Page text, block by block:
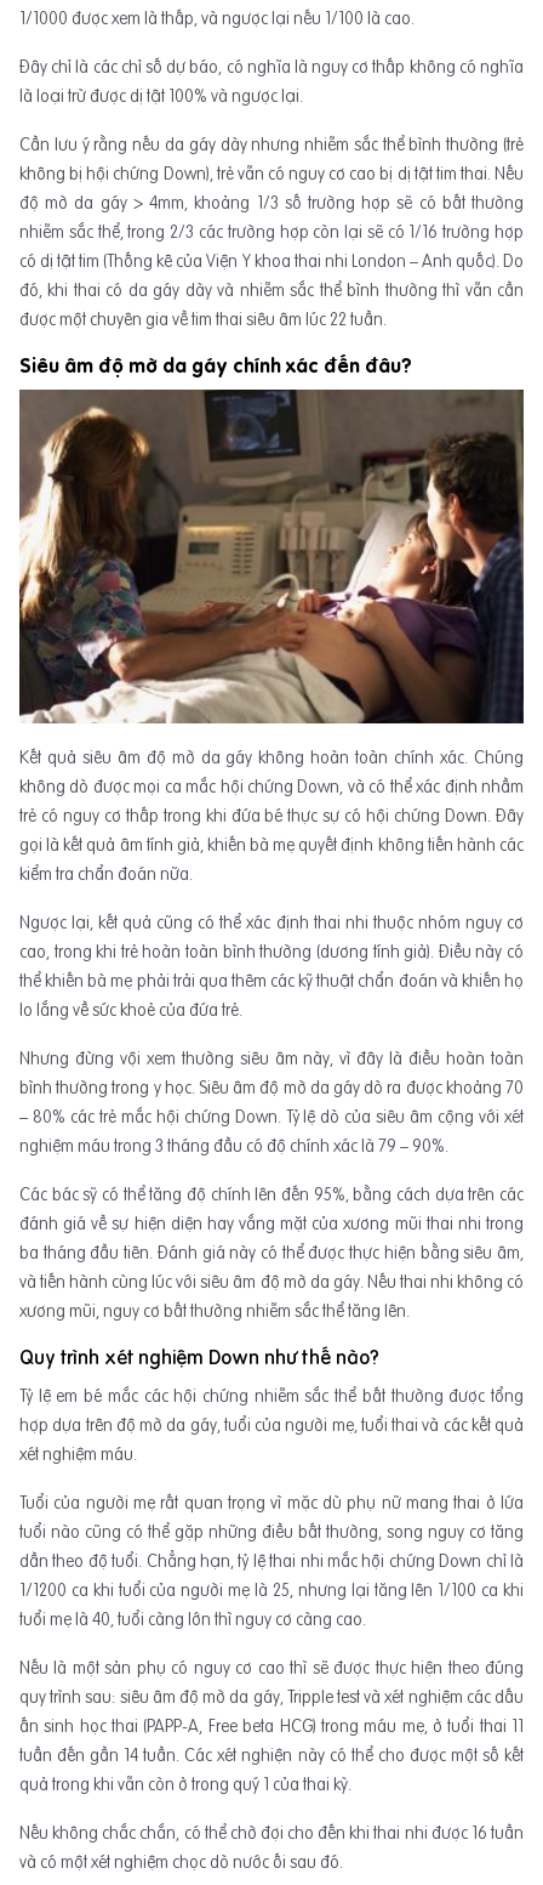
1/1000 được xem là thấp, và ngược lại nếu 1/100 là cao.
Đây chỉ là các chỉ số dự báo, có nghĩa là nguy cơ thấp không có nghĩa
là loại trừ được dị tật 100% và ngược lại.
Cần lưu ý rằng nếu da gáy dày nhưng nhiễm sắc thể bình thường (trẻ
không bị hội chứng Down), trẻ vẫn có nguy cơ cao bị dị tật tim thai. Nếu
độ mờ da gáy > 4mm, khoảng 1/3 số trường hợp sẽ có bất thường
nhiễm sắc thể, trong 2/3 các trường hợp còn lại sẽ có 1/16 trường hợp
có dị tật tim (Thống kê của Viện Y khoa thai nhi London – Anh quốc). Do
đó, khi thai có da gáy dày và nhiễm sắc thể bình thường thì vẫn cần
được một chuyên gia về tim thai siêu âm lúc 22 tuần.
Siêu âm độ mờ da gáy chính xác đến đâu?
Kết quả siêu âm độ mờ da gáy không hoàn toàn chính xác. Chúng
không dò được mọi ca mắc hội chứng Down, và có thể xác định nhầm
trẻ có nguy cơ thấp trong khi đứa bé thực sự có hội chứng Down. Đây
gọi là kết quả âm tính giả, khiến bà mẹ quyết định không tiến hành các
kiểm tra chẩn đoán nữa.
Ngược lại, kết quả cũng có thể xác định thai nhi thuộc nhóm nguy cơ
cao, trong khi trẻ hoàn toàn bình thường (dương tính giả). Điều này có
thể khiến bà mẹ phải trải qua thêm các kỹ thuật chẩn đoán và khiến họ
lo lắng về sức khoẻ của đứa trẻ.
Nhưng đừng vội xem thường siêu âm này, vì đây là điều hoàn toàn
bình thường trong y học. Siêu âm độ mờ da gáy dò ra được khoảng 70
– 80% các trẻ mắc hội chứng Down. Tỷ lệ dò của siêu âm cộng với xét
nghiệm máu trong 3 tháng đầu có độ chính xác là 79 – 90%.
Các bác sỹ có thể tăng độ chính lên đến 95%, bằng cách dựa trên các
đánh giá về sự hiện diện hay vắng mặt của xương mũi thai nhi trong
ba tháng đầu tiên. Đánh giá này có thể được thực hiện bằng siêu âm,
và tiến hành cùng lúc với siêu âm độ mờ da gáy. Nếu thai nhi không có
xương mũi, nguy cơ bất thường nhiễm sắc thể tăng lên.
Quy trình xét nghiệm Down như thế nào?
Tỷ lệ em bé mắc các hội chứng nhiễm sắc thể bất thường được tổng
hợp dựa trên độ mờ da gáy, tuổi của người mẹ, tuổi thai và các kết quả
xét nghiệm máu.
Tuổi của người mẹ rất quan trọng vì mặc dù phụ nữ mang thai ở lứa
tuổi nào cũng có thể gặp những điều bất thường, song nguy cơ tăng
dần theo độ tuổi. Chẳng hạn, tỷ lệ thai nhi mắc hội chứng Down chỉ là
1/1200 ca khi tuổi của người mẹ là 25, nhưng lại tăng lên 1/100 ca khi
tuổi mẹ là 40, tuổi càng lớn thì nguy cơ càng cao.
Nếu là một sản phụ có nguy cơ cao thì sẽ được thực hiện theo đúng
quy trình sau: siêu âm độ mờ da gáy, Tripple test và xét nghiệm các dấu
ấn sinh học thai (PAPP-A, Free beta HCG) trong máu mẹ, ở tuổi thai 11
tuần đến gần 14 tuần. Các xét nghiện này có thể cho được một số kết
quả trong khi vẫn còn ở trong quý 1 của thai kỳ.
Nếu không chắc chắn, có thể chờ đợi cho đến khi thai nhi được 16 tuần
và có một xét nghiệm chọc dò nước ối sau đó.